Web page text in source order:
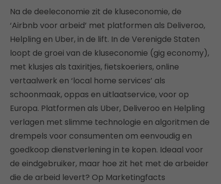
Na de deeleconomie zit de kluseconomie, de
‘Airbnb voor arbeid’ met platformen als Deliveroo,
Helpling en Uber, in de lift. In de Verenigde Staten
loopt de groei van de kluseconomie (gig economy),
met klusjes als taxiritjes, fietskoeriers, online
vertaalwerk en ‘local home services’ als
schoonmaak, oppas en uitlaatservice, voor op
Europa. Platformen als Uber, Deliveroo en Helpling
verlagen met slimme technologie en algoritmen de
drempels voor consumenten om eenvoudig en
goedkoop dienstverlening in te kopen. Ideaal voor
de eindgebruiker, maar hoe zit het met de arbeider
die de arbeid levert? Op Marketingfacts